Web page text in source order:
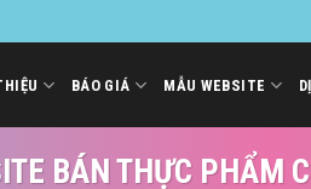
BÁO GIÁ MẪU WEBSITE
BÁN THỰC PHẨM